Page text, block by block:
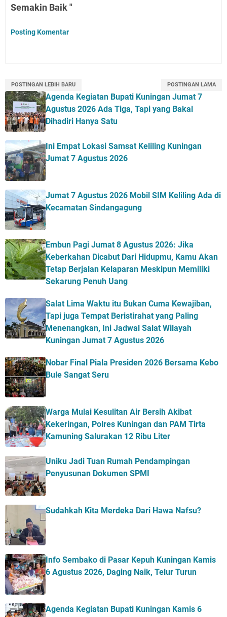
Semakin Baik "
Posting Komentar
POSTINGAN LEBIH BARU POSTINGAN LAMA
Agenda Kegiatan Bupati Kuningan Jumat 7
Agustus 2026 Ada Tiga, Tapi yang Bakal
Dihadiri Hanya Satu
Ini Empat Lokasi Samsat Keliling Kuningan
Jumat 7 Agustus 2026
Jumat 7 Agustus 2026 Mobil SIM Keliling Ada di
Kecamatan Sindangagung
Embun Pagi Jumat 8 Agustus 2026: Jika
Keberkahan Dicabut Dari Hidupmu, Kamu Akan
Tetap Berjalan Kelaparan Meskipun Memiliki
Sekarung Penuh Uang
Salat Lima Waktu itu Bukan Cuma Kewajiban,
Tapi juga Tempat Beristirahat yang Paling
Menenangkan, Ini Jadwal Salat Wilayah
Kuningan Jumat 7 Agustus 2026
Nobar Final Piala Presiden 2026 Bersama Kebo
Bule Sangat Seru
Warga Mulai Kesulitan Air Bersih Akibat
Kekeringan, Polres Kuningan dan PAM Tirta
Kamuning Salurakan 12 Ribu Liter
Uniku Jadi Tuan Rumah Pendampingan
Penyusunan Dokumen SPMI
Sudahkah Kita Merdeka Dari Hawa Nafsu?
Info Sembako di Pasar Kepuh Kuningan Kamis
6 Agustus 2026, Daging Naik, Telur Turun
Agenda Kegiatan Bupati Kuningan Kamis 6